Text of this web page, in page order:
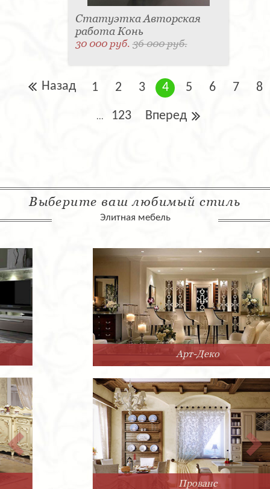
Статуэтка Авторская
работа Конь
30 000 руб.36 000 руб.
Назад 1 2 3 4 5 6 7 8
... 123 Вперед
Выберите ваш любимый стиль
Элитная мебель
Арт-Деко